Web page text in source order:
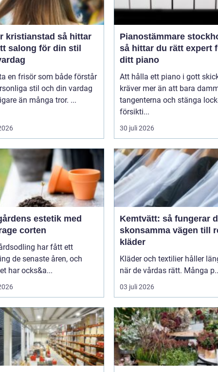
så hittar
salong för din stil
en frisör som både förstår
stil och din vardag
än många tror. ...
Pianostämmare
så hittar du rätt expert
ditt piano
Att hålla ett piano i gott
kräver mer än att bara
tangenterna och stänga
försikti...
30 juli 2026
estetik med
corten
har fått ett
de senaste åren, och
har ocks&a...
Kemtvätt: så fungerar
skonsamma vägen till
kläder
Kläder och textilier håller
när de vårdas rätt. Många
03 juli 2026